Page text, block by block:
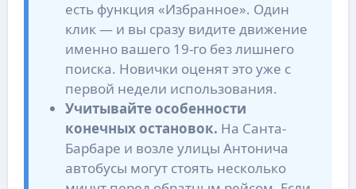
есть функция «Избранное». Один
клик — и вы сразу видите движение
именно вашего 19-го без лишнего
поиска. Новички оценят это уже с
первой недели использования.
Учитывайте особенности
конечных остановок. На Санта-
Барбаре и возле улицы Антонича
автобусы могут стоять несколько